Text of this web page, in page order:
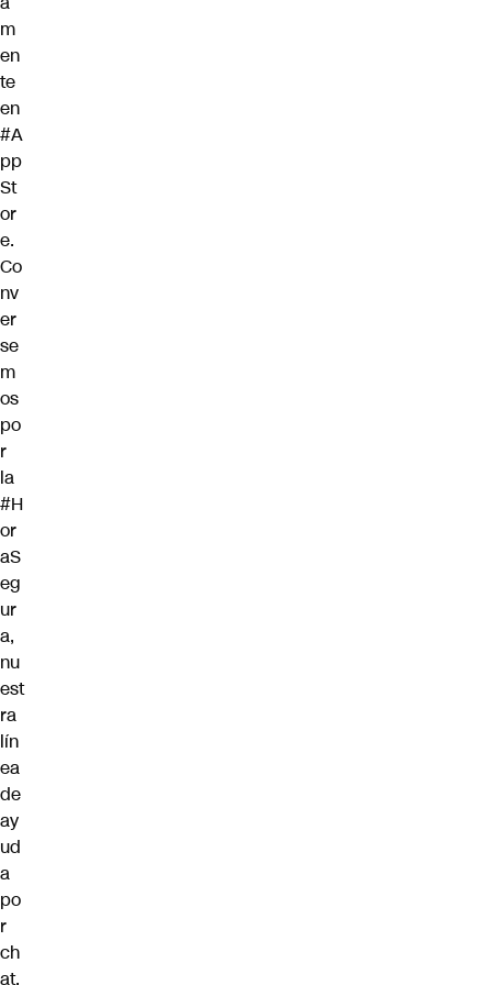
m
en
te
en
#A
pp
St
or
e.
Co
nv
er
se
m
os
po
r
la
#H
or
aS
eg
ur
a,
nu
est
ra
lín
ea
de
ay
ud
a
po
r
ch
at,